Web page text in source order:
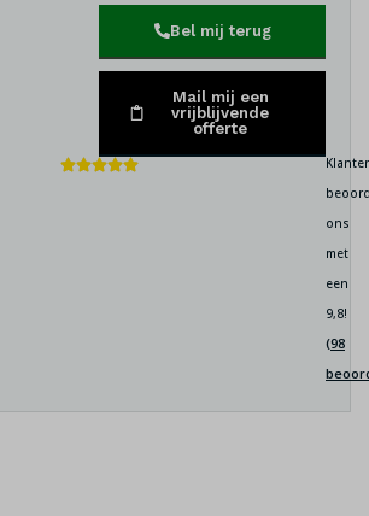
Bel mij terug
Mail mij een
vrijblijvende
offerte
ons
met
een
9,8!
(98